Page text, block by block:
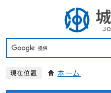
現在位置 ホーム